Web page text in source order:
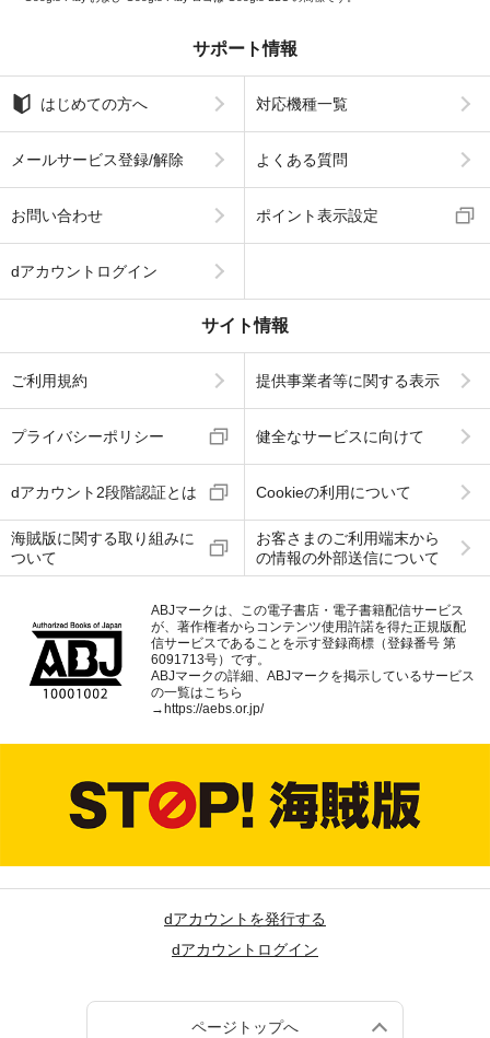
サポート情報
はじめての方へ 対応機種一覧
メールサービス登録/解除 よくある質問
お問い合わせ ポイント表示設定
dアカウントログイン
サイト情報
ご利用規約 提供事業者等に関する表示
プライバシーポリシー 健全なサービスに向けて
dアカウント2段階認証とは Cookieの利用について
海賊版に関する取り組みに
ついて
お客さまのご利用端末から
の情報の外部送信について
ABJマークは、この電子書店・電子書籍配信サービス
が、著作権者からコンテンツ使用許諾を得た正規版配
信サービスであることを示す登録商標（登録番号 第
6091713号）です。
ABJマークの詳細、ABJマークを掲示しているサービス
の一覧はこちら
→ https://aebs.or.jp/
dアカウントを発行する
dアカウントログイン
ページトップへ